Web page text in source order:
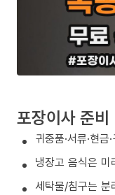
포장이사 준비
귀중품·서류·현
냉장고 음식은 미
세탁물/침구는